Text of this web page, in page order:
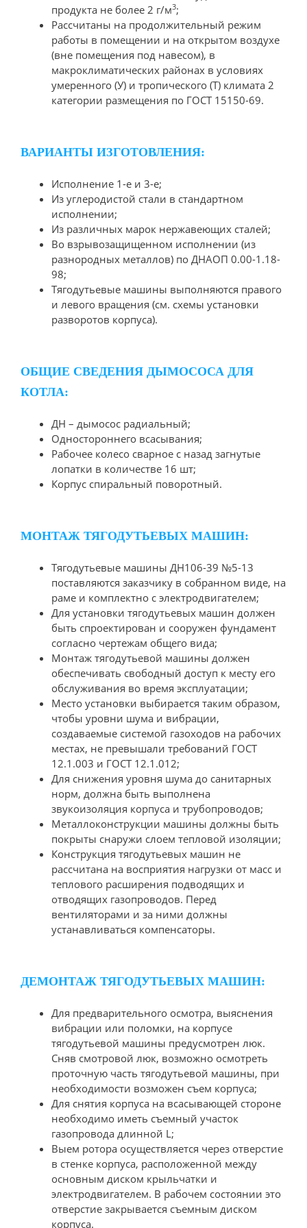
продукта не более 2 г/м3;
Рассчитаны на продолжительный режим
работы в помещении и на открытом воздухе
(вне помещения под навесом), в
макроклиматических районах в условиях
умеренного (У) и тропического (Т) климата 2
категории размещения по ГОСТ 15150-69.
ВАРИАНТЫ ИЗГОТОВЛЕНИЯ:
Исполнение 1-е и 3-е;
Из углеродистой стали в стандартном
исполнении;
Из различных марок нержавеющих сталей;
Во взрывозащищенном исполнении (из
разнородных металлов) по ДНАОП 0.00-1.18-
98;
Тягодутьевые машины выполняются правого
и левого вращения (см. схемы установки
разворотов корпуса).
ОБЩИЕ СВЕДЕНИЯ ДЫМОСОСА ДЛЯ
КОТЛА:
ДН – дымосос радиальный;
Одностороннего всасывания;
Рабочее колесо сварное с назад загнутые
лопатки в количестве 16 шт;
Корпус спиральный поворотный.
МОНТАЖ ТЯГОДУТЬЕВЫХ МАШИН:
Тягодутьевые машины ДН106-39 №5-13
поставляются заказчику в собранном виде, на
раме и комплектно с электродвигателем;
Для установки тягодутьевых машин должен
быть спроектирован и сооружен фундамент
согласно чертежам общего вида;
Монтаж тягодутьевой машины должен
обеспечивать свободный доступ к месту его
обслуживания во время эксплуатации;
Место установки выбирается таким образом,
чтобы уровни шума и вибрации,
создаваемые системой газоходов на рабочих
местах, не превышали требований ГОСТ
12.1.003 и ГОСТ 12.1.012;
Для снижения уровня шума до санитарных
норм, должна быть выполнена
звукоизоляция корпуса и трубопроводов;
Металлоконструкции машины должны быть
покрыты снаружи слоем тепловой изоляции;
Конструкция тягодутьевых машин не
рассчитана на восприятия нагрузки от масс и
теплового расширения подводящих и
отводящих газопроводов. Перед
вентиляторами и за ними должны
устанавливаться компенсаторы.
ДЕМОНТАЖ ТЯГОДУТЬЕВЫХ МАШИН:
Для предварительного осмотра, выяснения
вибрации или поломки, на корпусе
тягодутьевой машины предусмотрен люк.
Сняв смотровой люк, возможно осмотреть
проточную часть тягодутьевой машины, при
необходимости возможен съем корпуса;
Для снятия корпуса на всасывающей стороне
необходимо иметь съемный участок
газопровода длинной L;
Выем ротора осуществляется через отверстие
в стенке корпуса, расположенной между
основным диском крыльчатки и
электродвигателем. В рабочем состоянии это
отверстие закрывается съемным диском
корпуса.